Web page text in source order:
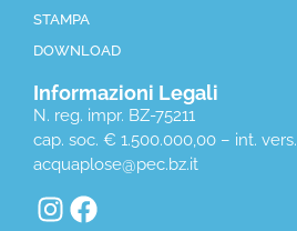
STAMPA
DOWNLOAD
Informazioni Legali
N. reg. impr. BZ-75211
cap. soc. € 1.500.000,00 – int. vers.
acquaplose@pec.bz.it